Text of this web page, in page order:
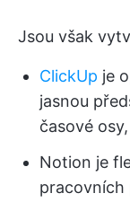
Jsou však
ClickUp je
jasnou
časové
Notion je
pracovních